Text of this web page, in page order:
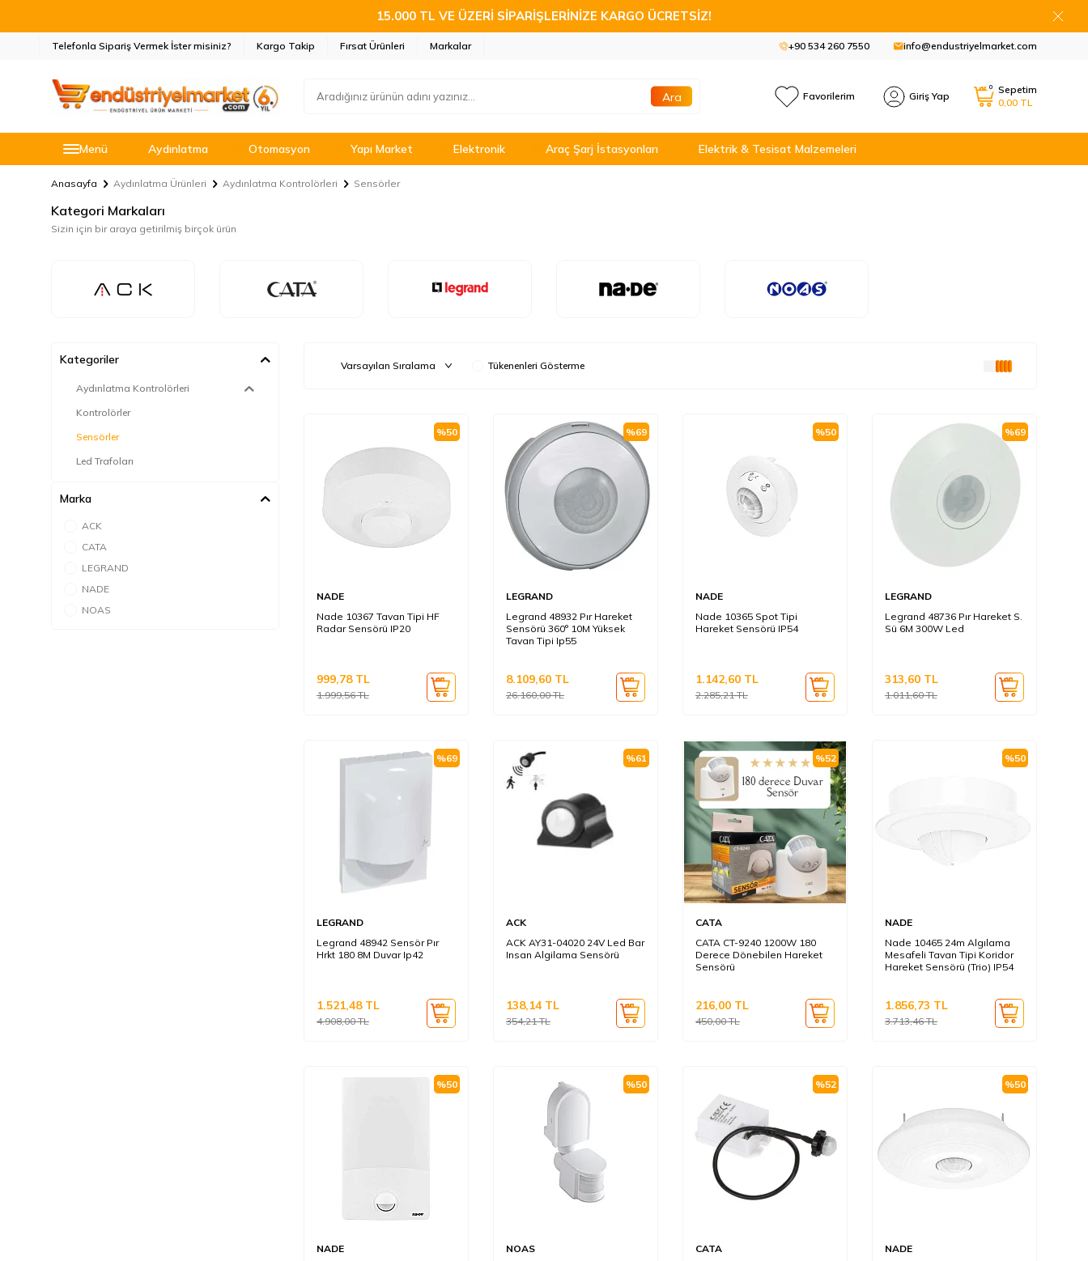
15.000 TL VE ÜZERİ SİPARİŞLERİNİZE KARGO ÜCRETSİZ!
Telefonla Sipariş Vermek İster misiniz? Kargo Takip Fırsat Ürünleri Markalar +90 534 260 7550 info@endustriyelmarket.com
Ara Favorilerim Giriş Yap
0
Sepetim
0,00 TL
Menü Aydınlatma Otomasyon Yapı Market Elektronik Araç Şarj İstasyonları Elektrik & Tesisat Malzemeleri
Anasayfa Aydınlatma Ürünleri Aydınlatma Kontrolörleri Sensörler
Kategori Markaları
Sizin için bir araya getirilmiş birçok ürün
Kategoriler
Aydınlatma Kontrolörleri
Kontrolörler
Sensörler
Led Trafoları
Marka
ACK
CATA
LEGRAND
NADE
NOAS
Tükenenleri Gösterme
%50
NADE
Nade 10367 Tavan Tipi HF
Radar Sensörü IP20
1.999,56TL
999,78TL
%69
LEGRAND
Legrand 48932 Pır Hareket
Sensörü 360° 10M Yüksek
Tavan Tipi Ip55
26.160,00TL
8.109,60 TL
%50
NADE
Nade 10365 Spot Tipi
Hareket Sensörü IP54
2.285,21TL
1.142,60 TL
%69
LEGRAND
Legrand 48736 Pır Hareket S.
Sü 6M 300W Led
1.011,60TL
313,60 TL
%69
LEGRAND
Legrand 48942 Sensör Pır
Hrkt 180 8M Duvar Ip42
4.908,00TL
1.521,48TL
%61
ACK
ACK AY31-04020 24V Led Bar
Insan Algilama Sensörü
354,21TL
138,14 TL
%52
CATA
CATA CT-9240 1200W 180
Derece Dönebilen Hareket
Sensörü
450,00TL
216,00 TL
%50
NADE
Nade 10465 24m Algılama
Mesafeli Tavan Tipi Koridor
Hareket Sensörü (Trio) IP54
3.713,46TL
1.856,73 TL
%50
NADE
%50
NOAS
%52
CATA
%50
NADE